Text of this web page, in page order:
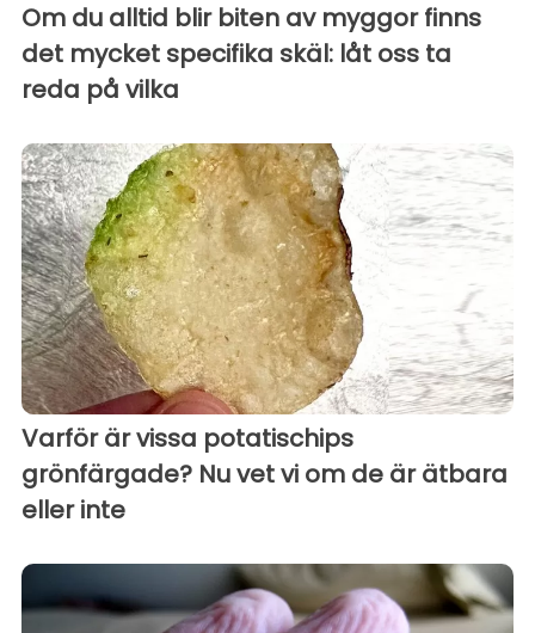
Om du alltid blir biten av myggor finns
det mycket specifika skäl: låt oss ta
reda på vilka
Varför är vissa potatischips
grönfärgade? Nu vet vi om de är ätbara
eller inte